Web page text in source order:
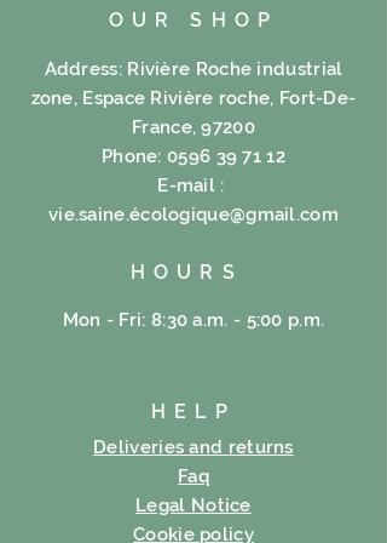
OUR SHOP
Address: Rivière Roche industrial
zone, Espace Rivière roche, Fort-De-
France, 97200
Phone:0596 39 71 12
E-mail :
vie.saine.écologique@gmail.com
HOURS
Mon - Fri: 8:30 a.m. - 5:00 p.m.
HELP
Deliveries and returns
Faq
Legal Notice
Cookie policy